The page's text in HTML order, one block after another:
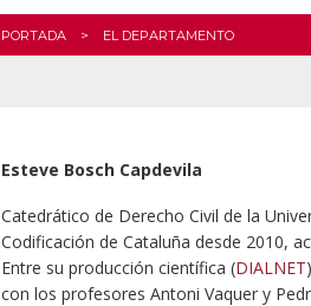
PORTADA EL DEPARTAMENTO
Esteve Bosch Capdevila
Catedrático de Derecho Civil de la
Codificación de Cataluña desde 2010,
Entre su producción científica (DIALNET
con los profesores Antoni Vaquer y